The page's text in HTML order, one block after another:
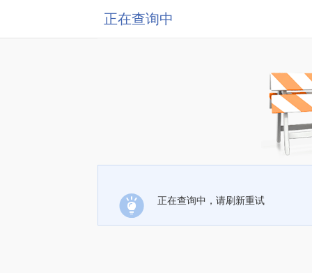
正在查询中
正在查询中，请刷新重试